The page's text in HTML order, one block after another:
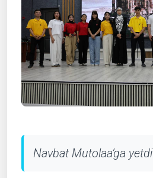
Navbat Mutolaa’ga yetdi